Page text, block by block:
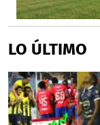
LO ÚLTIMO